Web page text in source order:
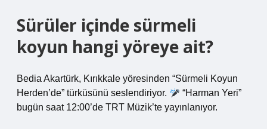
Sürüler içinde sürmeli
koyun hangi yöreye ait?
Bedia Akartürk, Kırıkkale yöresinden “Sürmeli Koyun
Herden’de” türküsünü seslendiriyor.
“Harman Yeri”
bugün saat 12:00’de TRT Müzik’te yayınlanıyor.